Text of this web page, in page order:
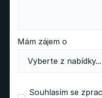
Mám zájem o
Souhlasím se